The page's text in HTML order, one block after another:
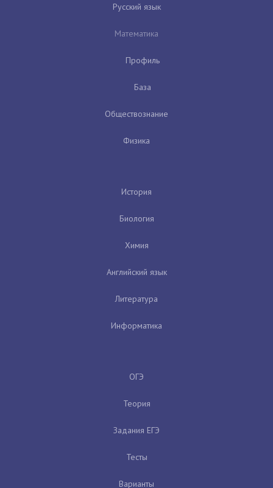
Русский язык
Математика
Профиль
База
Обществознание
Физика
История
Биология
Химия
Английский язык
Литература
Информатика
ОГЭ
Теория
Задания ЕГЭ
Тесты
Варианты